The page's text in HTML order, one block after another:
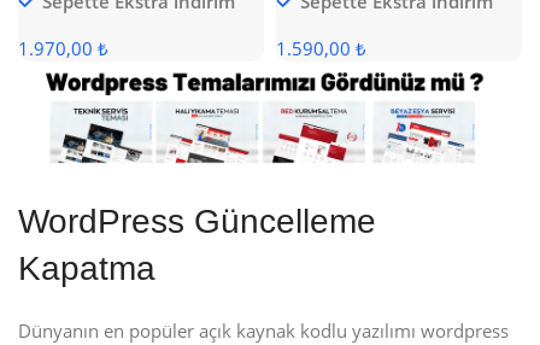
1.970,00 ₺
1.590,00 ₺
WordPress Güncelleme
Kapatma
Dünyanın en popüler açık kaynak kodlu yazılımı wordpress